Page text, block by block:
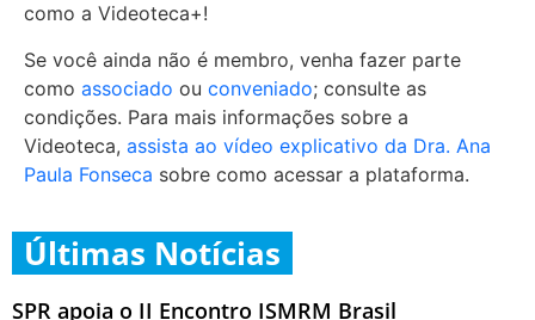
como a Videoteca+!
Se você ainda não é membro, venha fazer parte
como associado ou conveniado; consulte as
condições. Para mais informações sobre a
Videoteca, assista ao vídeo explicativo da Dra. Ana
Paula Fonseca sobre como acessar a plataforma.
Últimas Notícias
SPR apoia o II Encontro ISMRM Brasil